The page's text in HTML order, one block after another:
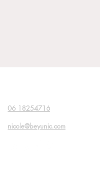
06 18254716
nicole@beyunic.com